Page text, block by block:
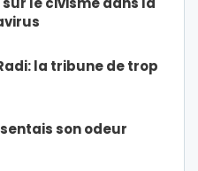
la tribune de trop
son odeur